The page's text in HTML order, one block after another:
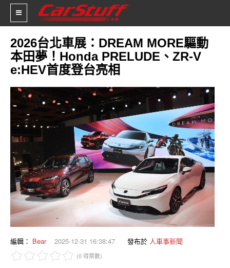
新車價格
車市新聞
賽車新聞
汽車改裝
輪胎特區
促銷訊息
人車軼事
試車報導
專題報導
車型比拼
2026台北車展：DREAM MORE驅動
本田夢！Honda PRELUDE、ZR-V
e:HEV首度登台亮相
編輯： Bear 2025-12-31 16:38:47 發布於 人車事新聞
(0 得票數)